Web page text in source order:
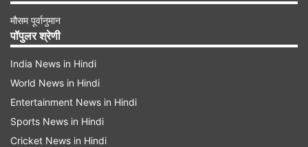
मौसम पूर्वानुमान
पॉपुलर श्रेणी
India News in Hindi
World News in Hindi
Entertainment News in Hindi
Sports News in Hindi
Cricket News in Hindi